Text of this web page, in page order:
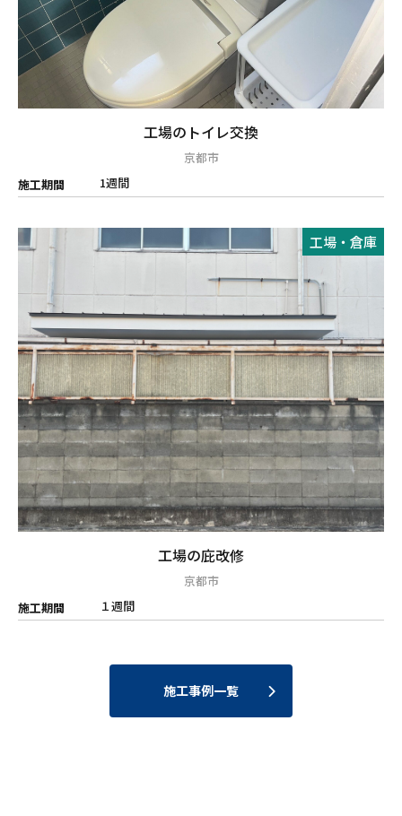
工場のトイレ交換
京都市
施工期間
1週間
工場・倉庫
工場の庇改修
京都市
施工期間
１週間
施工事例一覧